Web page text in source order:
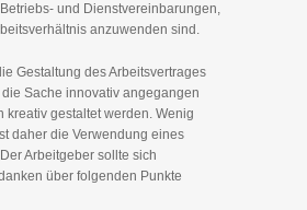
und Dienstvereinbarungen,
anzuwenden sind.
Gestaltung des Arbeitsvertrages
Sache innovativ angegangen
kreativ gestaltet werden. Wenig
daher die Verwendung eines
Arbeitgeber sollte sich
über folgenden Punkte